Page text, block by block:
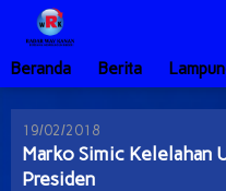
Lewati
konten
Beranda
Berita
19/02/2018
Marko Simic Kelelahan
Presiden